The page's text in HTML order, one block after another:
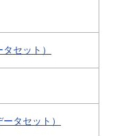
セット）
タセット）